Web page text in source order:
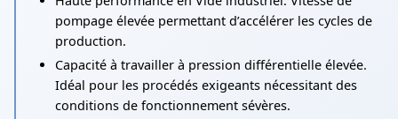
pompage élevée permettant d’accélérer les cycles de
production.
Capacité à travailler à pression différentielle élevée.
Idéal pour les procédés exigeants nécessitant des
conditions de fonctionnement sévères.